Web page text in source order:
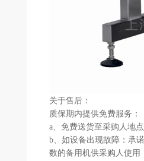
关于售后：
质保期内提供免费服务：
a、免费送货至采购人地
b、如设备出现故障：承
数的备用机供采购人使用